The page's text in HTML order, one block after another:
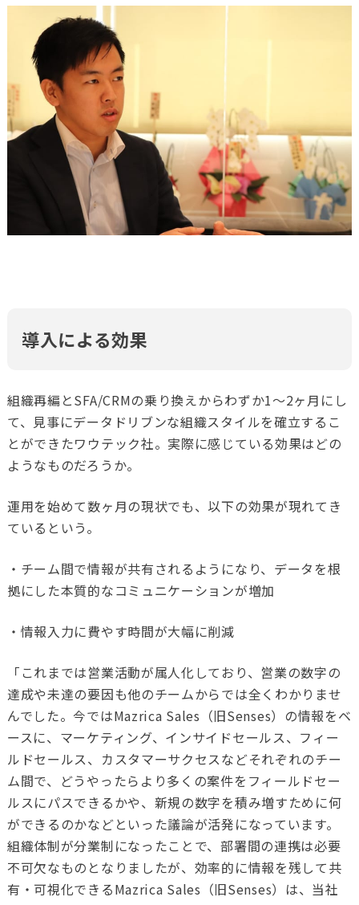
導入による効果
組織再編とSFA/CRMの乗り換えからわずか1〜2ヶ月にし
て、見事にデータドリブンな組織スタイルを確立するこ
とができたワウテック社。実際に感じている効果はどの
ようなものだろうか。
運用を始めて数ヶ月の現状でも、以下の効果が現れてき
ているという。
・チーム間で情報が共有されるようになり、データを根
拠にした本質的なコミュニケーションが増加
・情報入力に費やす時間が大幅に削減
「これまでは営業活動が属人化しており、営業の数字の
達成や未達の要因も他のチームからでは全くわかりませ
んでした。今ではMazrica Sales（旧Senses）の情報をベ
ースに、マーケティング、インサイドセールス、フィー
ルドセールス、カスタマーサクセスなどそれぞれのチー
ム間で、どうやったらより多くの案件をフィールドセー
ルスにパスできるかや、新規の数字を積み増すために何
ができるのかなどといった議論が活発になっています。
組織体制が分業制になったことで、部署間の連携は必要
不可欠なものとなりましたが、効率的に情報を残して共
有・可視化できるMazrica Sales（旧Senses） は、当社